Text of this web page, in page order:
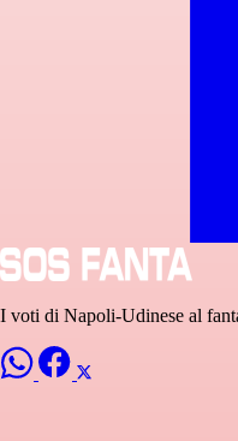
I voti di Napoli-Udinese al